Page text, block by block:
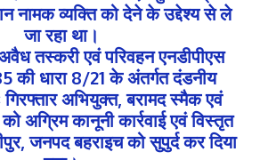
नामक व्यक्ति को देने के उद्देश्य से ले
जा रहा था।
तस्करी एवं परिवहन एनडीपीएस
की धारा 8/21 के अंतर्गत दंडनीय
अभियुक्त, बरामद स्मैक एवं
अग्रिम कानूनी कार्रवाई एवं विस्तृत
जनपद बहराइच को सुपुर्द कर दिया